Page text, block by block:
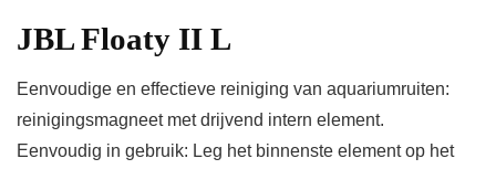
JBL Floaty II L
Eenvoudige en effectieve reiniging van aquariumruiten:
reinigingsmagneet met drijvend intern element.
Eenvoudig in gebruik: Leg het binnenste element op het